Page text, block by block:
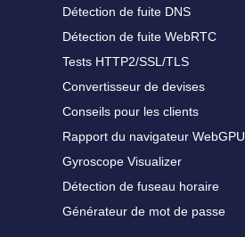
Détection de fuite DNS
Détection de fuite WebRTC
Tests HTTP2/SSL/TLS
Convertisseur de devises
Conseils pour les clients
Rapport du navigateur WebGPU
Gyroscope Visualizer
Détection de fuseau horaire
Générateur de mot de passe